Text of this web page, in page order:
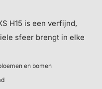
H15 is een verfijnd,
sfeer brengt in elke
andere kandelaars
stijlvolle accessoire in
en bomen